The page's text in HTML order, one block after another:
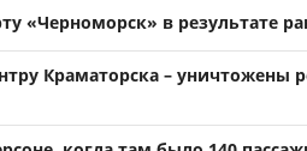
«Черноморск» в результате
Краматорска – уничтожены